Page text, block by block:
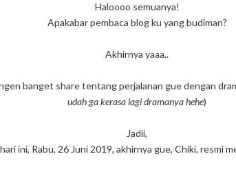
Haloooo semuanya!
Apakabar pembaca blog ku yang budiman?
Akhirnya yaaa..
banget share tentang perjalanan gue dengan
udah ga kerasa lagi dramanya hehe)
Jadii,
ini, Rabu, 26 Juni 2019, akhirnya gue, Chiki, resmi